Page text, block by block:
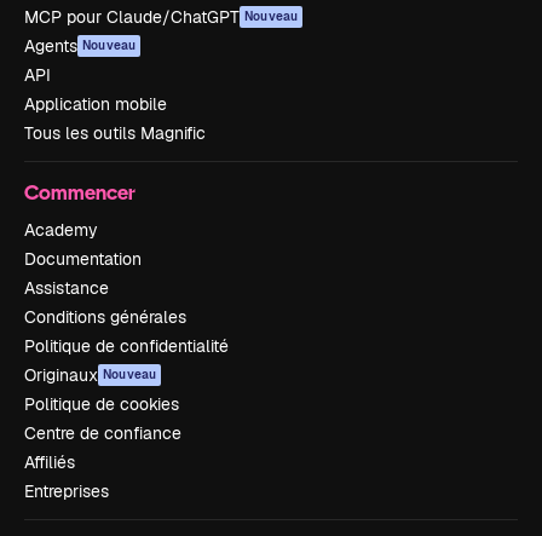
MCP pour Claude/ChatGPT Nouveau
Agents Nouveau
API
Application mobile
Tous les outils Magnific
Commencer
Academy
Documentation
Assistance
Conditions générales
Politique de confidentialité
Originaux Nouveau
Politique de cookies
Centre de confiance
Affiliés
Entreprises